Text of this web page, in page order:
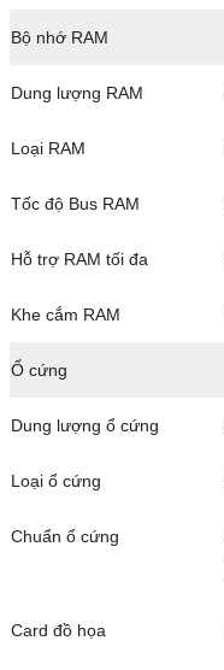
Bộ nhớ RAM
Dung lượng RAM
Loại RAM
Tốc độ Bus RAM
Hỗ trợ RAM tối đa
Khe cắm RAM
Ổ cứng
Dung lượng ổ cứng
Loại ổ cứng
Chuẩn ổ cứng
Card đồ họa